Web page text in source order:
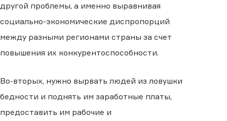
другой проблемы, а именно выравнивая
социально-экономические диспропорций
между разными регионами страны за счет
повышения их конкурентоспособности.
Во-вторых, нужно вырвать людей из ловушки
бедности и поднять им заработные платы,
предоставить им рабочие и